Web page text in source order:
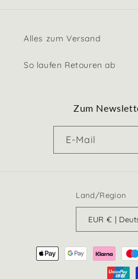
Alles zum Versand
So laufen Retouren ab
Zum
E-Mail
Land/Region
EUR € |
Zahlungsmethoden